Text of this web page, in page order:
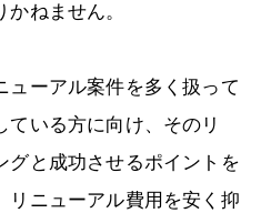
ねません。
ューアル案件を多く扱って
ている方に向け、そのリ
グと成功させるポイントを
リニューアル費用を安く抑